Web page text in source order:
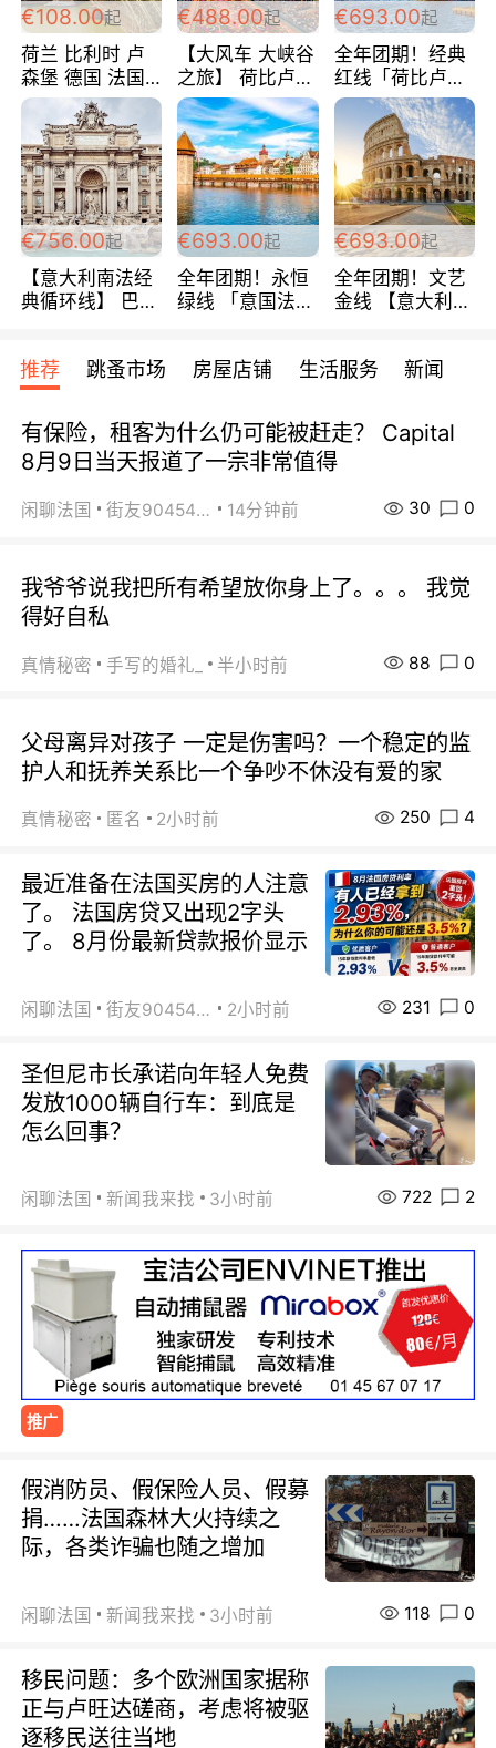
€108.00起
荷兰 比利时 卢
森堡 德国 法国
超爽玩遍西欧 循
环线 全程四星宾
馆 108欧/人/天
€488.00起
【大风车 大峡谷
之旅】 荷比卢德
法 巴黎上下 经
典五国四日游
488欧/人
€693.00起
全年团期！经典
红线「荷比卢德
法」七天循环 五
国 仅售99欧/人/
天！巴黎上下！
包拼房~
€756.00起
【意大利南法经
典循环线】 巴黎
宾馆 108欧/天起
全程756欧/位
€693.00起
全年团期！永恒
绿线 「意国法
欧/天起 ~包拼房
€693.00起
全年团期！文艺
金线 【意大利一
每周铁发！
推荐 跳蚤市场 房屋店铺 生活服务 新闻
有保险，租客为什么仍可能被赶走？ Capital
8月9日当天报道了一宗非常值得
闲聊法国 街友90454511 14分钟前 30 0
我爷爷说我把所有希望放你身上了。。。 我觉
得好自私
真情秘密 手写的婚礼_ 半小时前 88 0
父母离异对孩子 一定是伤害吗？一个稳定的监
护人和抚养关系比一个争吵不休没有爱的家
真情秘密 匿名 2小时前 250 4
最近准备在法国买房的人注意
了。 法国房贷又出现2字头
了。 8月份最新贷款报价显示
闲聊法国 街友90454511 2小时前 231 0
圣但尼市长承诺向年轻人免费
发放1000辆自行车：到底是
怎么回事？
闲聊法国 新闻我来找 3小时前 722 2
推广
假消防员、假保险人员、假募
捐……法国森林大火持续之
际，各类诈骗也随之增加
闲聊法国 新闻我来找 3小时前 118 0
移民问题：多个欧洲国家据称
正与卢旺达磋商，考虑将被驱
逐移民送往当地